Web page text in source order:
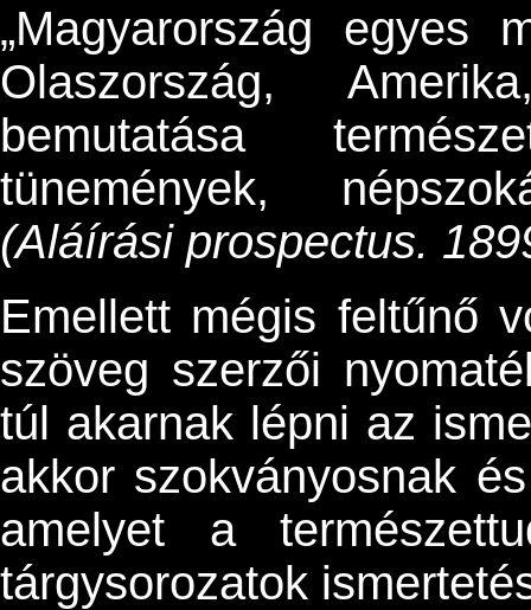
„Magyarország egyes
Olaszország,
bemutatása
tünemények,
(Aláírási prospectus.
Emellett mégis feltűnő
szöveg szerzői
túl akarnak lépni az
akkor szokványosnak
amelyet a
tárgysorozatok